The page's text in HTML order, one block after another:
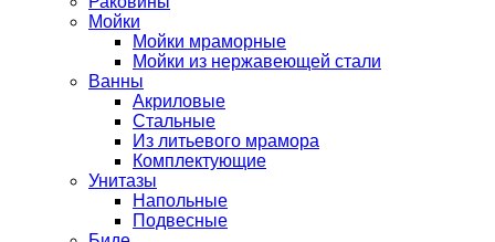
Мойки
Мойки мраморные
Мойки из нержавеющей стали
Ванны
Акриловые
Стальные
Из литьевого мрамора
Комплектующие
Унитазы
Напольные
Подвесные